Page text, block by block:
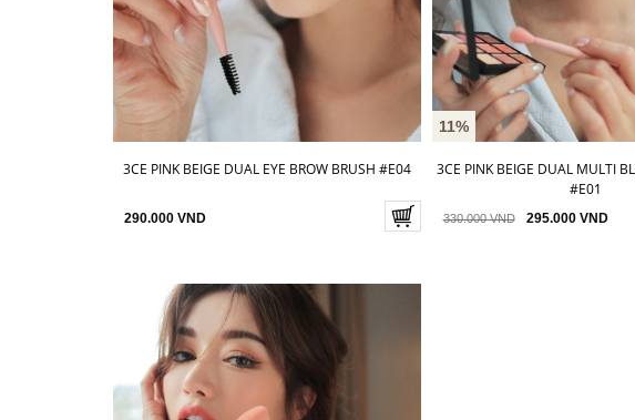
3CE PINK BEIGE DUAL EYE BROW BRUSH #E04
290.000 VND
11%
3CE PINK BEIGE DUAL MULTI
#E01
330.000 VND 295.000 VND